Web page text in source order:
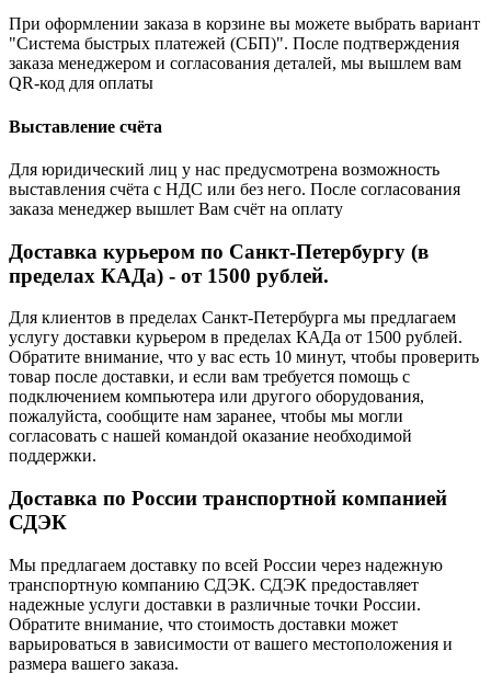
При оформлении заказа в корзине вы можете выбрать вариант
"Система быстрых платежей (СБП)". После подтверждения
заказа менеджером и согласования деталей, мы вышлем вам
QR-код для оплаты
Выставление счёта
Для юридический лиц у нас предусмотрена возможность
выставления счёта с НДС или без него. После согласования
заказа менеджер вышлет Вам счёт на оплату
Доставка курьером по Санкт-Петербургу (в
пределах КАДа) - от 1500 рублей.
Для клиентов в пределах Санкт-Петербурга мы предлагаем
услугу доставки курьером в пределах КАДа от 1500 рублей.
Обратите внимание, что у вас есть 10 минут, чтобы проверить
товар после доставки, и если вам требуется помощь с
подключением компьютера или другого оборудования,
пожалуйста, сообщите нам заранее, чтобы мы могли
согласовать с нашей командой оказание необходимой
поддержки.
Доставка по России транспортной компанией
СДЭК
Мы предлагаем доставку по всей России через надежную
транспортную компанию СДЭК. СДЭК предоставляет
надежные услуги доставки в различные точки России.
Обратите внимание, что стоимость доставки может
варьироваться в зависимости от вашего местоположения и
размера вашего заказа.